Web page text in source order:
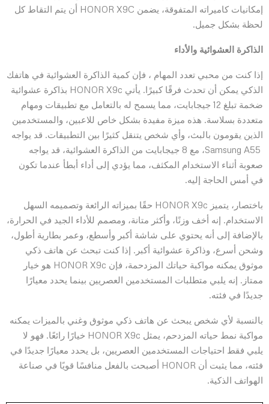
إمكانيات كاميراته المتفوقة، يضمن HONOR X9C أن يتم التقاط كل
لحظة بشكل جميل.
الذاكرة العشوائية والأداء
إذا كنت من محبي تعدد المهام ، فإن كمية الذاكرة العشوائية في هاتفك
الذكي يمكن أن تحدث فرقًا كبيرًا. يأتي HONOR X9c بذاكرة عشوائية
ضخمة تبلغ 12 جيجابايت، مما يسمح له بالتعامل مع تطبيقات ومهام
متعددة بسلاسة. هذه ميزة مفيدة بشكل خاص للاعبين، والمستخدمين
الذين يقومون بالبث، وأي شخص يتنقل كثيرًا بين التطبيقات. قد يواجه
Samsung A55، مع 8 جيجابايت من الذاكرة العشوائية، قد يواجه
صعوبة أثناء الاستخدام المكثف، مما يؤدي إلى أداء أبطأ عندما تكون
في أمس الحاجة إليه.
باختصار، يتميز HONOR X9c حقًا بميزاته الرائعة وتصميمه السهل
الاستخدام. إنه أخف وزنًا، وأكثر متانة، ومصمم للأداء الجيد في الحرارة،
بالإضافة إلى أنه يحتوي على شاشة أكبر وأسطع، وعمر بطارية أطول،
وشحن أسرع، وذاكرة عشوائية أكبر. إذا كنت تبحث عن هاتف ذكي
موثوق يمكنه مواكبة حياتك المزدحمة، فإن HONOR X9c هو خيار
ممتاز. إنه يلبي متطلبات المستخدمين العصريين بينما يحدد معيارًا
جديدًا في فئته.
بالنسبة لأي شخص يبحث عن هاتف ذكي موثوق وغني بالميزات يمكنه
مواكبة نمط حياته المزدحم، يمثل HONOR X9c خيارًا رائعًا. فهو لا
يلبي فقط احتياجات المستخدمين العصريين، بل يحدد معيارًا جديدًا في
فئته، مما يثبت أن HONOR أصبحت بالفعل منافسًا قويًا في صناعة
الهواتف الذكية.